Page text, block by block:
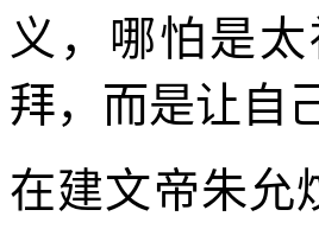
义，哪怕是
拜，而是让自
在建文帝朱允